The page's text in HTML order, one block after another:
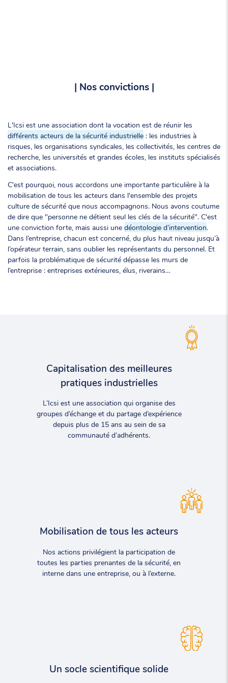
| Nos convictions |
L'Icsi est une association dont la vocation est de réunir les
différents acteurs de la sécurité industrielle : les industries à
risques, les organisations syndicales, les collectivités, les centres de
recherche, les universités et grandes écoles, les instituts spécialisés
et associations.
C'est pourquoi, nous accordons une importante particulière à la
mobilisation de tous les acteurs dans l'ensemble des projets
culture de sécurité que nous accompagnons. Nous avons coutume
de dire que "personne ne détient seul les clés de la sécurité". C'est
une conviction forte, mais aussi une déontologie d’intervention.
Dans l’entreprise, chacun est concerné, du plus haut niveau jusqu’à
l’opérateur terrain, sans oublier les représentants du personnel. Et
parfois la problématique de sécurité dépasse les murs de
l’entreprise : entreprises extérieures, élus, riverains…
Capitalisation des meilleures
pratiques industrielles
L’Icsi est une association qui organise des
groupes d’échange et du partage d’expérience
depuis plus de 15 ans au sein de sa
communauté d’adhérents.
Mobilisation de tous les acteurs
Nos actions privilégient la participation de
toutes les parties prenantes de la sécurité, en
interne dans une entreprise, ou à l’externe.
Un socle scientifique solide